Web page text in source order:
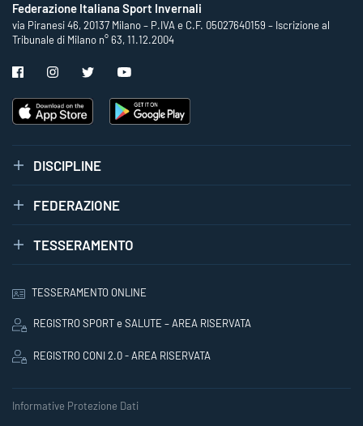
Federazione Italiana Sport Invernali
via Piranesi 46, 20137 Milano – P.IVA e C.F. 05027640159 – Iscrizione al
Tribunale di Milano n° 63, 11.12.2004
DISCIPLINE
FEDERAZIONE
TESSERAMENTO
TESSERAMENTO ONLINE
REGISTRO SPORT e SALUTE – AREA RISERVATA
REGISTRO CONI 2.0 - AREA RISERVATA
Informative Protezione Dati